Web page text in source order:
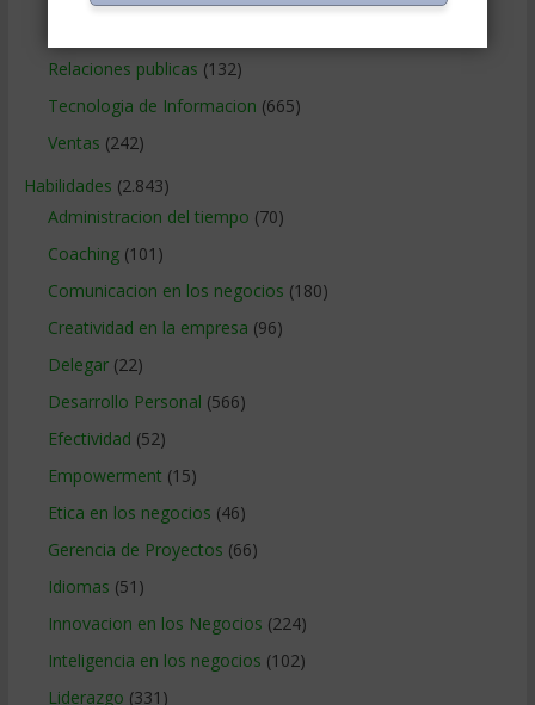
Relaciones publicas (132)
Tecnologia de Informacion (665)
Ventas (242)
Habilidades (2.843)
Administracion del tiempo (70)
Coaching(101)
Comunicacion en los negocios (180)
Creatividad en la empresa (96)
Delegar(22)
Desarrollo Personal (566)
Efectividad (52)
Empowerment (15)
Etica en los negocios (46)
Gerencia de Proyectos (66)
Idiomas (51)
Innovacion en los Negocios (224)
Inteligencia en los negocios (102)
Liderazgo (331)